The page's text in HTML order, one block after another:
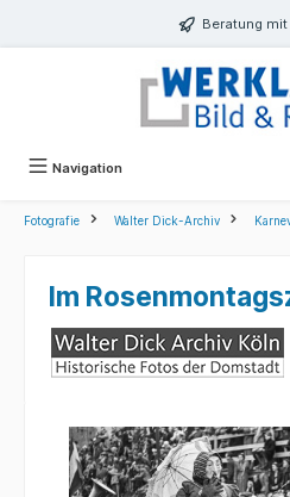
Beratung mit
Navigation
Fotografie Walter Dick-Archiv
Im
Bildergalerie überspringen